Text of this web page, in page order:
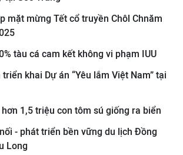
mặt mừng Tết cổ truyền Chôl Chnăm
tàu cá cam kết không vi phạm IUU
triển khai Dự án “Yêu lắm Việt Nam” tại
1,5 triệu con tôm sú giống ra biển
- phát triển bền vững du lịch Đồng
Long